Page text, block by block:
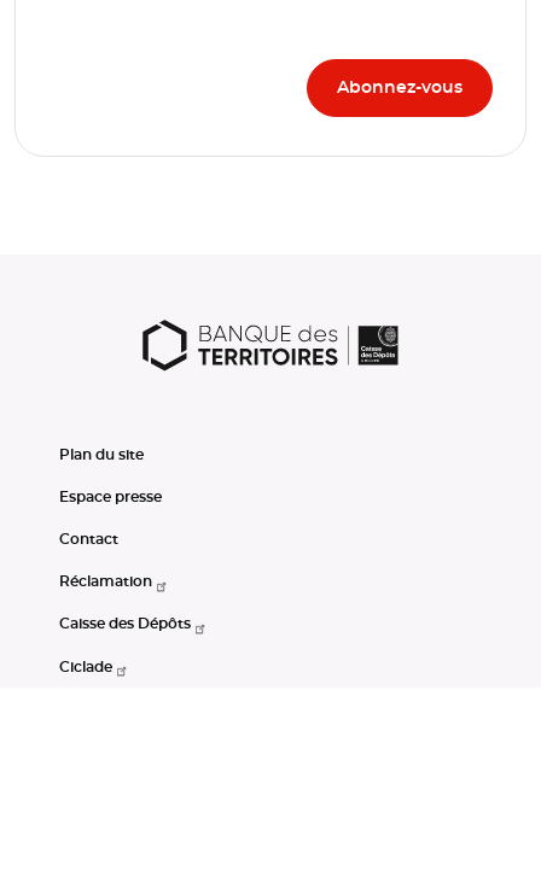
Plan du site
Espace presse
Contact
Réclamation
Caisse des Dépôts
Ciclade